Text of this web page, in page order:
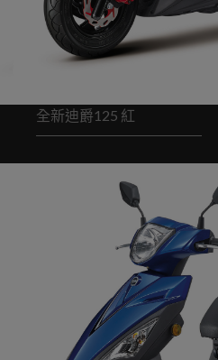
全新迪爵125 紅